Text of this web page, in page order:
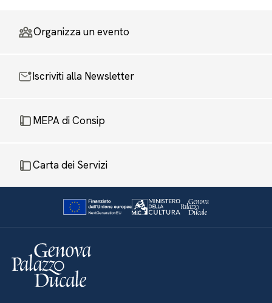
Organizza un evento
Iscriviti alla Newsletter
MEPA di Consip
Carta dei Servizi